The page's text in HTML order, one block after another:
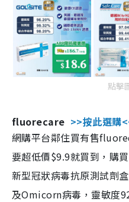
點擊
fluorecare >>按此選購
網購平台鄰住買有售
要超低價$9.9就買到，購
新型冠狀病毒抗原測試劑
及Omicorn病毒，靈敏度